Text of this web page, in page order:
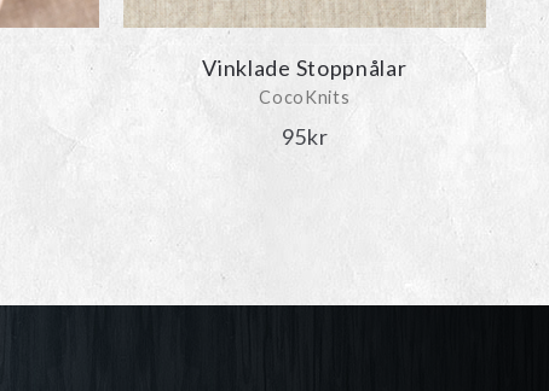
Vinklade Stoppnålar
CocoKnits
95kr